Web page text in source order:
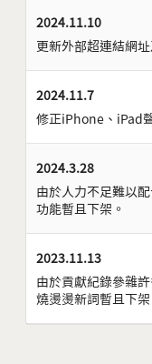
2024.11.10
更新外部超連結網址
2024.11.7
修正iPhone、iPad
2024.3.28
由於人力不足難以
功能暫且下架。
2023.11.13
由於貢獻紀錄參雜
燒燙燙新詞暫且下架